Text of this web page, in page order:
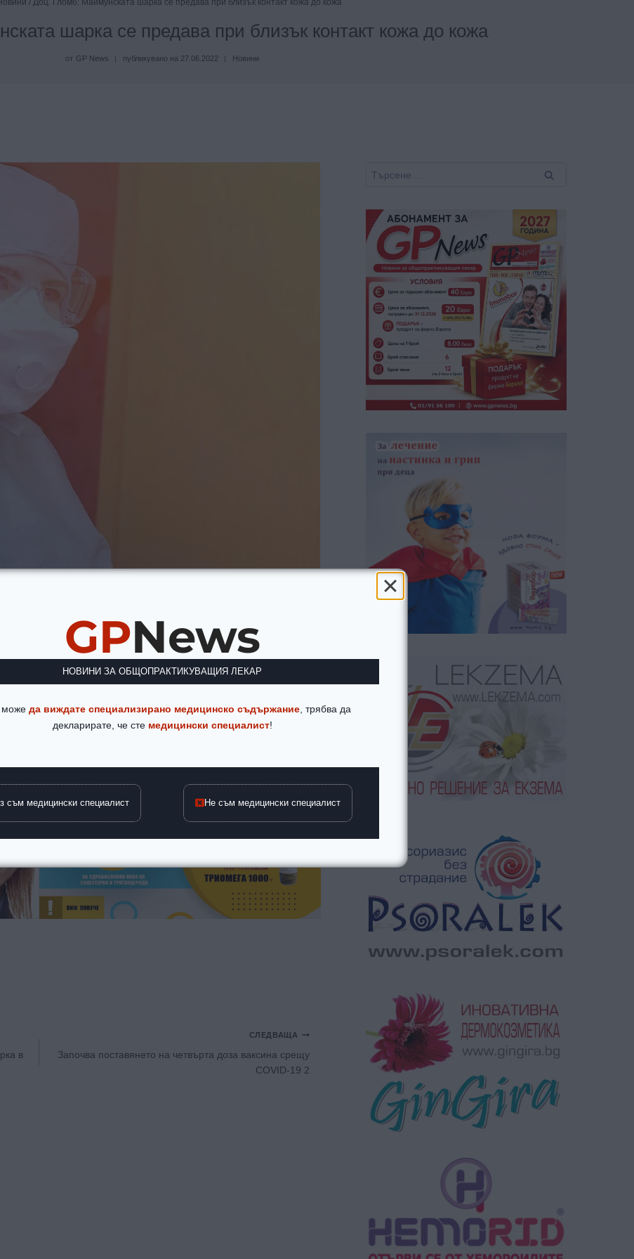
/ Доц. Гломб: Маймунската шарка се предава при близък контакт кожа до кожа
шарка се предава при близък контакт кожа до кожа
от GP News публикувано на 27.06.2022 Новини
има и никога не може да се сведе до нула. Предаването й не е от
е с COVID-19, а с контакт кожа до кожа, уста в кожа и кожа в
на Нова телевизия. Експертът обясни, че заразата не става
интензивен, близък и малко по продължителен контакт.
обясни, че това означава, че с течностите, които се отделят,
изследвания 15 са изолирани с маймунска вариола, но това все
инфекцията. Начинът на предаване на инфекцията е близкият
в
СЛЕДВАЩА
Започва поставянето на четвърта доза ваксина срещу
COVID-19 2
Търсене
GPNews
НОВИНИ ЗА ОБЩОПРАКТИКУВАЩИЯ ЛЕКАР
може да виждате специализирано медицинско съдържание , трябва да
декларирате, че сте медицински специалист!
съм медицински специалист Не съм медицински специалист